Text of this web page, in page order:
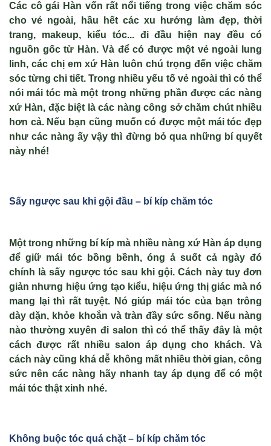
Các cô gái Hàn vốn rất nổi tiếng trong việc chăm sóc
cho vẻ ngoài, hầu hết các xu hướng làm đẹp, thời
trang, makeup, kiểu tóc... đi đầu hiện nay đều có
nguồn gốc từ Hàn. Và để có được một vẻ ngoài lung
linh, các chị em xứ Hàn luôn chú trọng đến việc chăm
sóc từng chi tiết. Trong nhiều yếu tố vẻ ngoài thì có thể
nói mái tóc mà một trong những phần được các nàng
xứ Hàn, đặc biệt là các nàng công sở chăm chút nhiều
hơn cả. Nếu bạn cũng muốn có được một mái tóc đẹp
như các nàng ấy vậy thì đừng bỏ qua những bí quyết
này nhé!
Sấy ngược sau khi gội đầu – bí kíp chăm tóc
Một trong những bí kíp mà nhiều nàng xứ Hàn áp dụng
để giữ mái tóc bồng bềnh, óng ả suốt cả ngày đó
chính là sấy ngược tóc sau khi gội. Cách này tuy đơn
giản nhưng hiệu ứng tạo kiểu, hiệu ứng thị giác mà nó
mang lại thì rất tuyệt. Nó giúp mái tóc của bạn trông
dày dặn, khỏe khoắn và tràn đầy sức sống. Nếu nàng
nào thường xuyên đi salon thì có thể thấy đây là một
cách được rất nhiều salon áp dụng cho khách. Và
cách này cũng khá dễ không mất nhiều thời gian, công
sức nên các nàng hãy nhanh tay áp dụng để có một
mái tóc thật xinh nhé.
Không buộc tóc quá chặt – bí kíp chăm tóc